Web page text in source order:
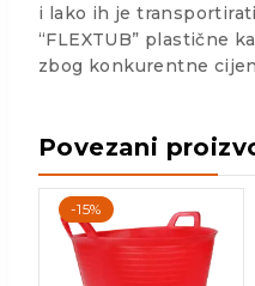
i lako ih je
“FLEXTUB” plastične
zbog konkurentne
Povezani
-15%